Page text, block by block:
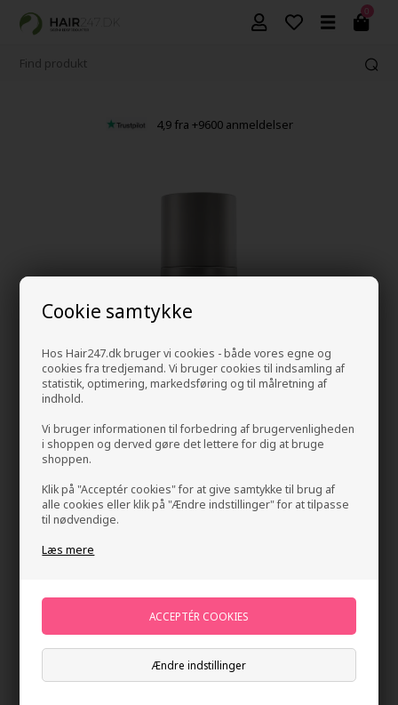
Cookie samtykke
Hos Hair247.dk bruger vi cookies - både vores egne og
cookies fra tredjemand. Vi bruger cookies til indsamling af
statistik, optimering, markedsføring og til målretning af
indhold.
Vi bruger informationen til forbedring af brugervenligheden
i shoppen og derved gøre det lettere for dig at bruge
shoppen.
Klik på "Acceptér cookies" for at give samtykke til brug af
alle cookies eller klik på "Ændre indstillinger" for at tilpasse
til nødvendige.
Læs mere
Ændre indstillinger
0
4,9 fra +9600 anmeldelser
Mærker»GLYNT Brand:GLYNT
159,00DKK
+